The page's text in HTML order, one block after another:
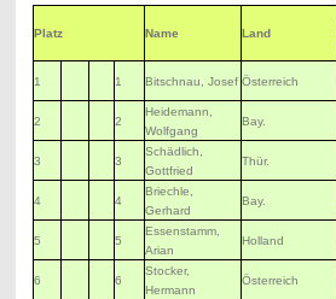
Platz Name Land
1 1 Bitschnau, Josef Österreich
2 2
Heidemann,
Wolfgang
Bay.
3 3
Schädlich,
Gottfried
Thür.
4 4
Briechle,
Gerhard
Bay.
5 5
Essenstamm,
Arian
Holland
6 6
Stocker,
Hermann
Österreich